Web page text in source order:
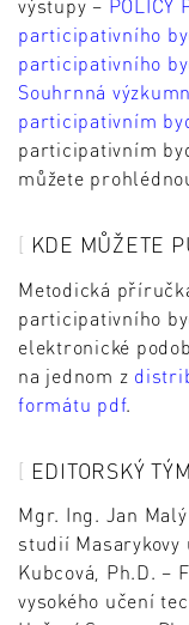
výstupy – POLICY
participativního
participativního
Souhrnná
participativním
participativním
můžete
KDE MŮŽETE
Metodická
participativního
elektronické
na jednom z
formátu pdf.
EDITORSKÝ
Mgr. Ing. Jan
studií
Kubcová, Ph.D. –
vysokého učení